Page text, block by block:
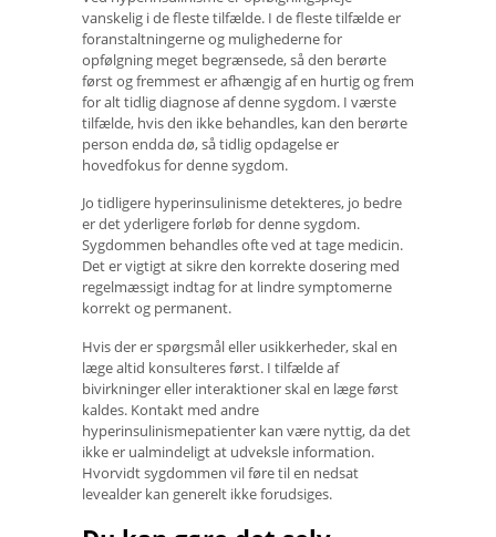
vanskelig i de fleste tilfælde. I de fleste tilfælde er
foranstaltningerne og mulighederne for
opfølgning meget begrænsede, så den berørte
først og fremmest er afhængig af en hurtig og frem
for alt tidlig diagnose af denne sygdom. I værste
tilfælde, hvis den ikke behandles, kan den berørte
person endda dø, så tidlig opdagelse er
hovedfokus for denne sygdom.
Jo tidligere hyperinsulinisme detekteres, jo bedre
er det yderligere forløb for denne sygdom.
Sygdommen behandles ofte ved at tage medicin.
Det er vigtigt at sikre den korrekte dosering med
regelmæssigt indtag for at lindre symptomerne
korrekt og permanent.
Hvis der er spørgsmål eller usikkerheder, skal en
læge altid konsulteres først. I tilfælde af
bivirkninger eller interaktioner skal en læge først
kaldes. Kontakt med andre
hyperinsulinismepatienter kan være nyttig, da det
ikke er ualmindeligt at udveksle information.
Hvorvidt sygdommen vil føre til en nedsat
levealder kan generelt ikke forudsiges.